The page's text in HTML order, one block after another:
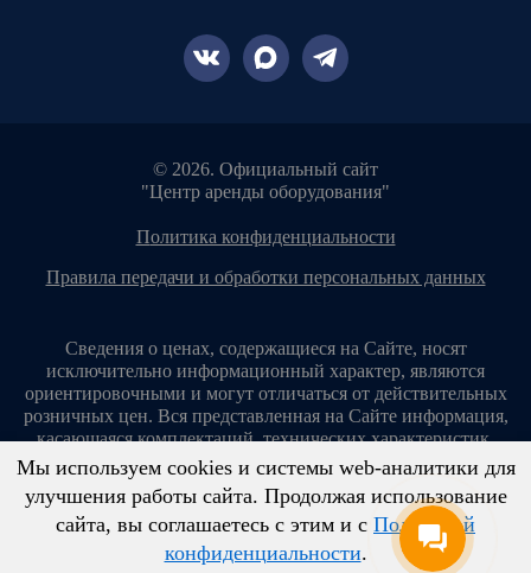
© 2026. Официальный сайт
"Центр аренды оборудования"
политика конфиденциальности
правила передачи и обработки персональных данных
Сведения о ценах, содержащиеся на Сайте, носят
исключительно информационный характер, являются
ориентировочными и могут отличаться от действительных
розничных цен. Вся представленная на Сайте информация,
касающаяся комплектаций, технических характеристик,
цветовых сочетаний, стоимости услуг, сервисного
обслуживания, дополнительного оборудования, условий
аренды оборудования и т. п., ни при каких условиях не
является публичной офертой, определяемой положениями
ст. 437 Гражданского кодекса Российской Федерации.
Мы используем cookies и системы web-аналитики для
улучшения работы сайта. Продолжая использование
сайта, вы соглашаетесь с этим и с Политикой
конфиденциальности.